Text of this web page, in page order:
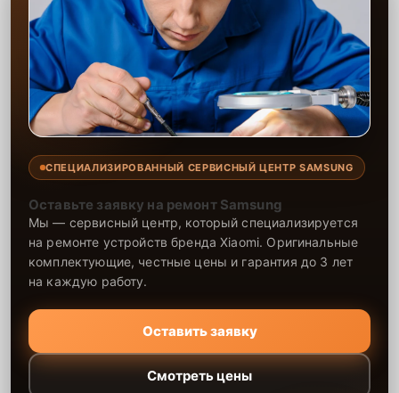
запчастей. Обратившись к нам однажды, вы получаете
комплексное решение любых проблем с техникой и гарантию её
исправной работы на длительное время.
СПЕЦИАЛИЗИРОВАННЫЙ СЕРВИСНЫЙ ЦЕНТР SAMSUNG
Оставьте заявку на ремонт Samsung
Мы — сервисный центр, который специализируется
на ремонте устройств бренда Xiaomi. Оригинальные
комплектующие, честные цены и гарантия до 3 лет
на каждую работу.
Оставить заявку
Смотреть цены